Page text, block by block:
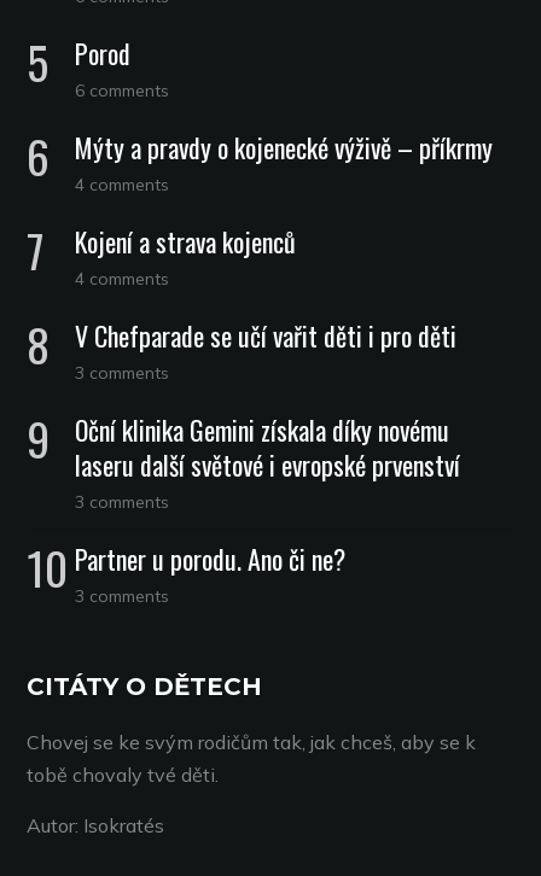
Porod
6 comments
Mýty a pravdy o kojenecké výživě – příkrmy
4 comments
Kojení a strava kojenců
4 comments
V Chefparade se učí vařit děti i pro děti
3 comments
Oční klinika Gemini získala díky novému
laseru další světové i evropské prvenství
3 comments
Partner u porodu. Ano či ne?
3 comments
CITÁTY O DĚTECH
Chovej se ke svým rodičům tak, jak chceš, aby se k
tobě chovaly tvé děti.
Autor: Isokratés